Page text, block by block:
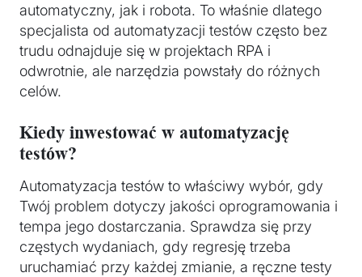
automatyczny, jak i robota. To właśnie dlatego
specjalista od automatyzacji testów często bez
trudu odnajduje się w projektach RPA i
odwrotnie, ale narzędzia powstały do różnych
celów.
Kiedy inwestować w automatyzację
testów?
Automatyzacja testów to właściwy wybór, gdy
Twój problem dotyczy jakości oprogramowania i
tempa jego dostarczania. Sprawdza się przy
częstych wydaniach, gdy regresję trzeba
uruchamiać przy każdej zmianie, a ręczne testy